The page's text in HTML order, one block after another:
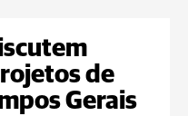
de
Gerais